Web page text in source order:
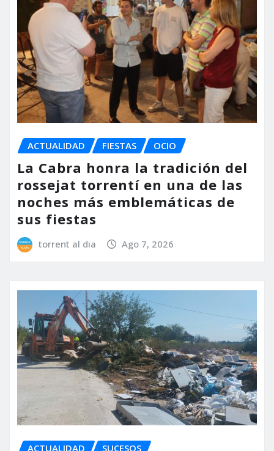
ACTUALIDAD FIESTAS OCIO
La Cabra honra la tradición del
rossejat torrentí en una de las
noches más emblemáticas de
sus fiestas
torrent al dia Ago 7, 2026
ACTUALIDAD SUCESOS